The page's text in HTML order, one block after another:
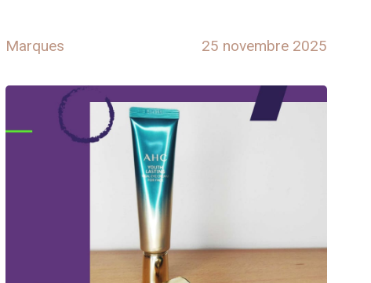
Marques 25 novembre 2025